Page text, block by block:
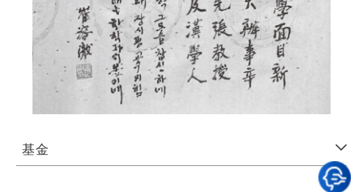
基金